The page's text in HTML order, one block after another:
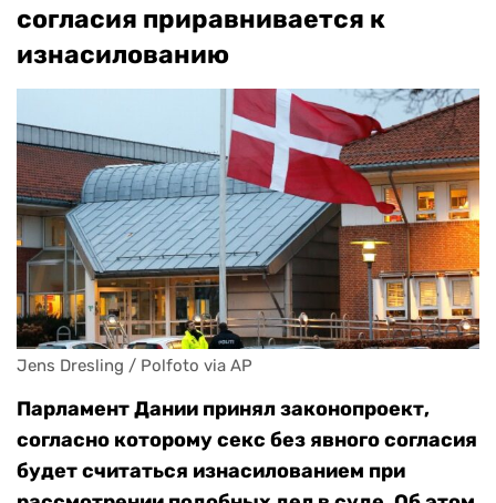
согласия приравнивается к
изнасилованию
Jens Dresling / Polfoto via AP
Парламент Дании принял законопроект,
согласно которому секс без явного согласия
будет считаться изнасилованием при